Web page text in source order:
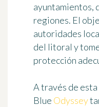
ayuntamientos,
regiones. El
autoridades
del litoral y
protección
A través de
Blue Odyssey